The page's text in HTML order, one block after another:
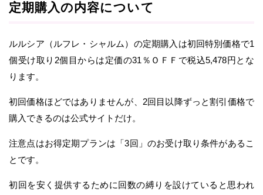
定期購入の内容について
ルルシア（ルフレ・シャルム）の定期購入は初回特別価格で1
個受け取り2個目からは定価の31％ＯＦＦで税込5,478円とな
ります。
初回価格ほどではありませんが、2回目以降ずっと割引価格で
購入できるのは公式サイトだけ。
注意点はお得定期プランは「3回」のお受け取り条件があるこ
とです。
初回を安く提供するために回数の縛りを設けていると思われ